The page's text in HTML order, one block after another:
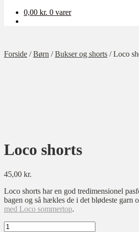
0,00 kr. 0 varer
Forside /Børn /Bukser og shorts /Loco
Loco shorts
45,00 kr.
Loco shorts har en god tredimensionel
bagen og så hækles de i det blødeste garn
med Loco sommertop.
Loco